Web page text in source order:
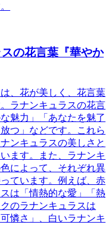
の花言葉『華やか
、花が美しく、花言葉
ラナンキュラスの花言
魅力」「あなたを魅了
つ」などです。これら
ンキュラスの美しさと
ます。
また、ラナンキ
によって、それぞれ異
ています。例えば、赤
は「情熱的な愛」「熱
のラナンキュラスは
可憐さ」、白いラナンキ